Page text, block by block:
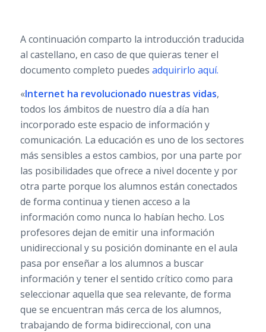
A continuación comparto la introducción traducida
al castellano, en caso de que quieras tener el
documento completo puedes adquirirlo aquí.
«Internet ha revolucionado nuestras vidas,
todos los ámbitos de nuestro día a día han
incorporado este espacio de información y
comunicación. La educación es uno de los sectores
más sensibles a estos cambios, por una parte por
las posibilidades que ofrece a nivel docente y por
otra parte porque los alumnos están conectados
de forma continua y tienen acceso a la
información como nunca lo habían hecho. Los
profesores dejan de emitir una información
unidireccional y su posición dominante en el aula
pasa por enseñar a los alumnos a buscar
información y tener el sentido crítico como para
seleccionar aquella que sea relevante, de forma
que se encuentran más cerca de los alumnos,
trabajando de forma bidireccional, con una